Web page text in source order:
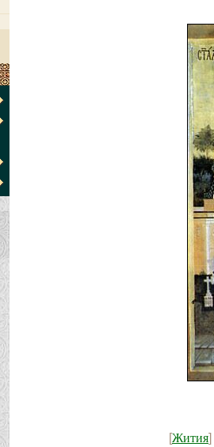
[Жития